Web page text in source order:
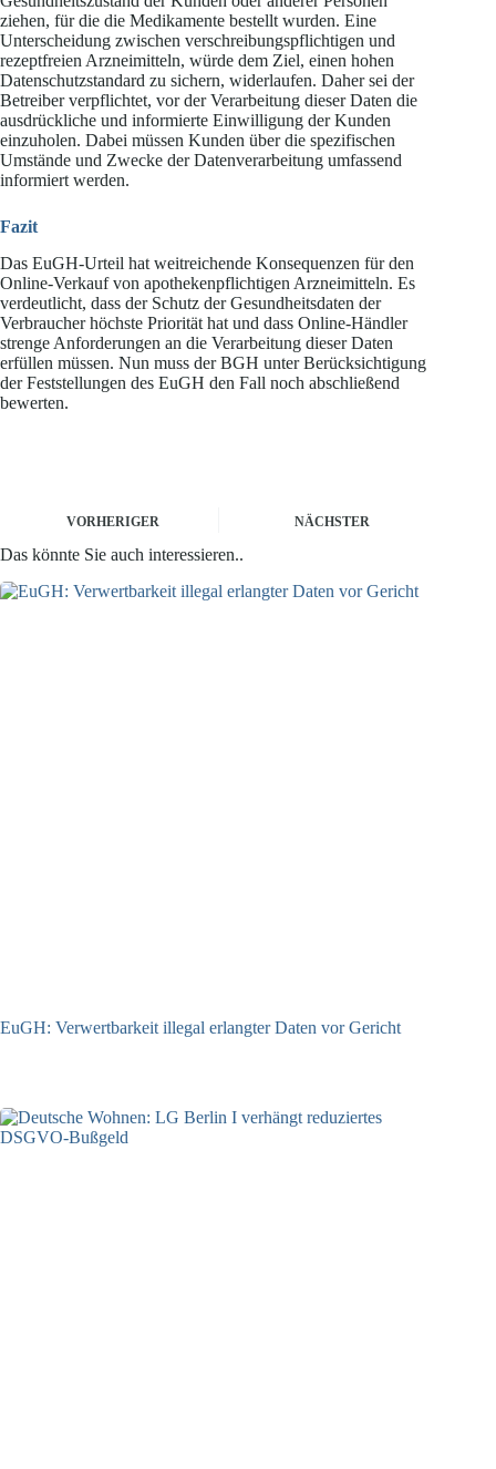
ziehen, für die die Medikamente bestellt wurden. Eine
Unterscheidung zwischen verschreibungspflichtigen und
rezeptfreien Arzneimitteln, würde dem Ziel, einen hohen
Datenschutzstandard zu sichern, widerlaufen. Daher sei der
Betreiber verpflichtet, vor der Verarbeitung dieser Daten die
ausdrückliche und informierte Einwilligung der Kunden
einzuholen. Dabei müssen Kunden über die spezifischen
Umstände und Zwecke der Datenverarbeitung umfassend
informiert werden.
Fazit
Das EuGH-Urteil hat weitreichende Konsequenzen für den
Online-Verkauf von apothekenpflichtigen Arzneimitteln. Es
verdeutlicht, dass der Schutz der Gesundheitsdaten der
Verbraucher höchste Priorität hat und dass Online-Händler
strenge Anforderungen an die Verarbeitung dieser Daten
erfüllen müssen. Nun muss der BGH unter Berücksichtigung
der Feststellungen des EuGH den Fall noch abschließend
bewerten.
VORHERIGER NÄCHSTER
Das könnte Sie auch interessieren..
EuGH: Verwertbarkeit illegal erlangter Daten vor Gericht